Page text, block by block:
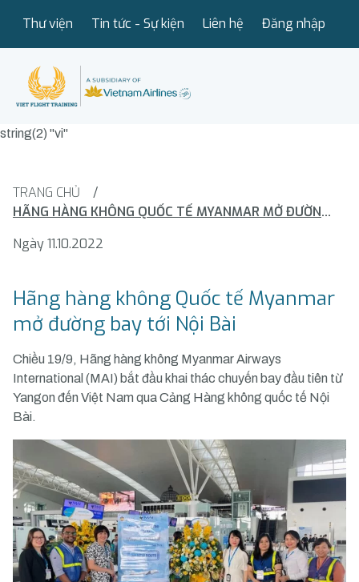
Thư viện Tin tức - Sự kiện Liên hệ Đăng nhập
string(2) "vi"
TRANG CHỦ
/
HÃNG HÀNG KHÔNG QUỐC TẾ MYANMAR MỞ ĐƯỜNG BAY TỚI NỘI BÀI
Ngày 11.10.2022
Hãng hàng không Quốc tế Myanmar
mở đường bay tới Nội Bài
Chiều 19/9, Hãng hàng không Myanmar Airways
International (MAI) bắt đầu khai thác chuyến bay đầu tiên từ
Yangon đến Việt Nam qua Cảng Hàng không quốc tế Nội
Bài.